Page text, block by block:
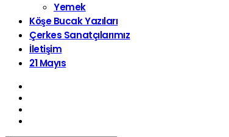
Yemek
Köşe Bucak Yazıları
Çerkes Sanatçılarımız
İletişim
21 Mayıs